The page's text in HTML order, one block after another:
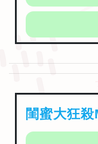
閨蜜大狂